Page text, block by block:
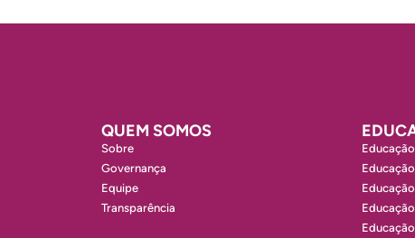
QUEM SOMOS
Sobre
Governança
Equipe
Transparência